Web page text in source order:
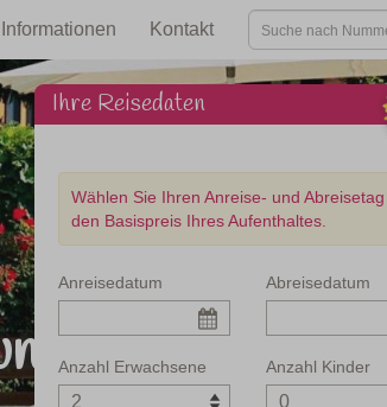
Informationen Kontakt
modern
Ihre Reisedaten
Wählen Sie Ihren Anreise- und
den Basispreis Ihres Aufenthaltes.
Anreisedatum Abreisedatum
Anzahl Erwachsene Anzahl Kinder